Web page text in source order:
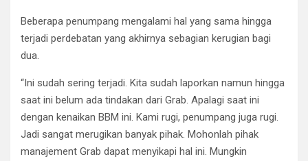
Beberapa penumpang mengalami hal yang sama hingga
terjadi perdebatan yang akhirnya sebagian kerugian bagi
dua.
“Ini sudah sering terjadi. Kita sudah laporkan namun hingga
saat ini belum ada tindakan dari Grab. Apalagi saat ini
dengan kenaikan BBM ini. Kami rugi, penumpang juga rugi.
Jadi sangat merugikan banyak pihak. Mohonlah pihak
manajement Grab dapat menyikapi hal ini. Mungkin